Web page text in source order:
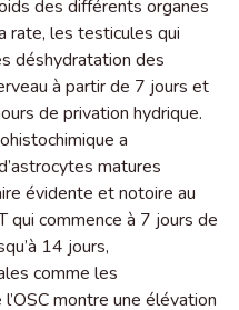
des différents organes
rate, les testicules qui
déshydratation des
à partir de 7 jours et
de privation hydrique.
a
matures
évidente et notoire au
qui commence à 7 jours de
14 jours,
comme les
montre une élévation